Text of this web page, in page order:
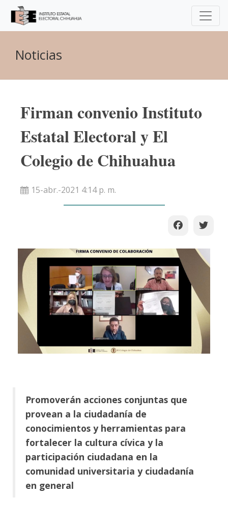
Noticias
Firman convenio Instituto
Estatal Electoral y El
Colegio de Chihuahua
15-abr.-2021 4:14 p. m.
Promoverán acciones conjuntas que
provean a la ciudadanía de
conocimientos y herramientas para
fortalecer la cultura cívica y la
participación ciudadana en la
comunidad universitaria y ciudadanía
en general